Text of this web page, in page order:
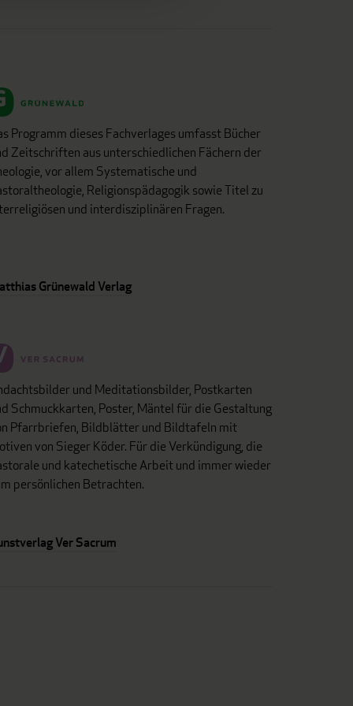
Programm dieses Fachverlages umfasst Bücher
Zeitschriften aus unterschiedlichen Fächern der
vor allem Systematische und
Religionspädagogik sowie Titel zu
und interdisziplinären Fragen.
Grünewald Verlag
und Meditationsbilder, Postkarten
Schmuckkarten, Poster, Mäntel für die Gestaltung
Pfarrbriefen, Bildblätter und Bildtafeln mit
von Sieger Köder. Für die Verkündigung, die
und katechetische Arbeit und immer wieder
persönlichen Betrachten.
Ver Sacrum